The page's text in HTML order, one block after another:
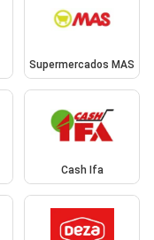
Supermercados MAS
Cash Ifa